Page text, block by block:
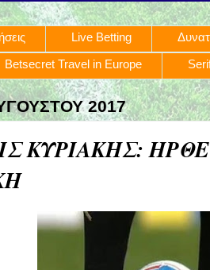
Live Betting
Betsecret Travel in Europe
2017
ΚΥΡΙΑΚΗΣ: